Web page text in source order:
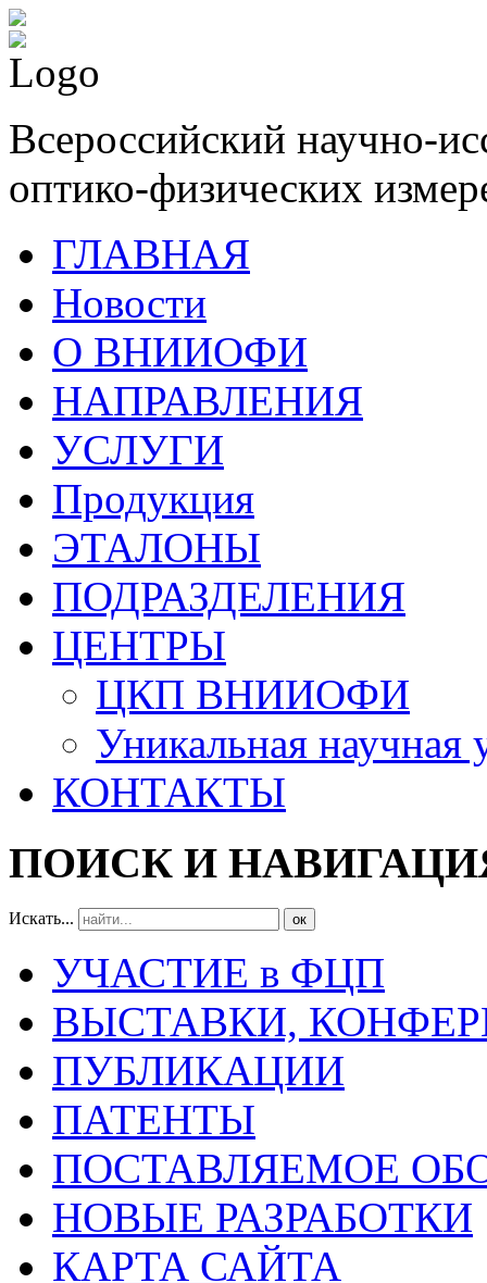
Всероссийский научно-
оптико-физических
ГЛАВНАЯ
Новости
О ВНИИОФИ
НАПРАВЛЕНИЯ
УСЛУГИ
Продукция
ЭТАЛОНЫ
ПОДРАЗДЕЛЕНИЯ
ЦЕНТРЫ
ЦКП ВНИИОФИ
Уникальная научная
КОНТАКТЫ
ПОИСК И
Искать... ок
УЧАСТИЕ в ФЦП
ВЫСТАВКИ,
ПУБЛИКАЦИИ
ПАТЕНТЫ
ПОСТАВЛЯЕМОЕ
НОВЫЕ РАЗРАБОТКИ
КАРТА САЙТА